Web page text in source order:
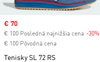
Sale price
€ 70
€ 100 Posledná najnižšia cena -30%
€ 100 Pôvodná cena
Tenisky SL 72 RS